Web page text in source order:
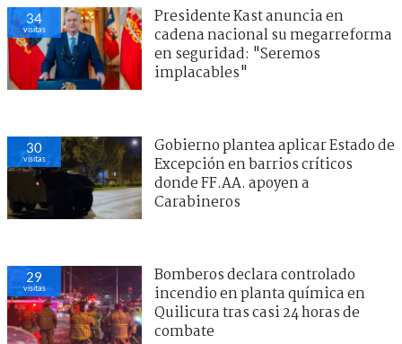
34
visitas
Presidente Kast anuncia en
cadena nacional su megarreforma
en seguridad: "Seremos
implacables"
30
visitas
Gobierno plantea aplicar Estado de
Excepción en barrios críticos
donde FF.AA. apoyen a
Carabineros
29
visitas
Bomberos declara controlado
incendio en planta química en
Quilicura tras casi 24 horas de
combate